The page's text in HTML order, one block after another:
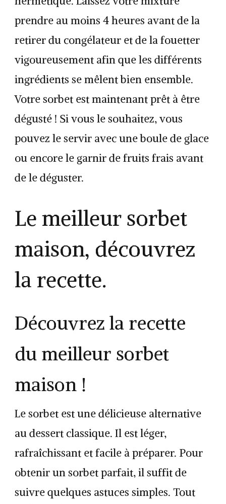
prendre au moins 4 heures avant de la
retirer du congélateur et de la fouetter
vigoureusement afin que les différents
ingrédients se mêlent bien ensemble.
Votre sorbet est maintenant prêt à être
dégusté ! Si vous le souhaitez, vous
pouvez le servir avec une boule de glace
ou encore le garnir de fruits frais avant
de le déguster.
Le meilleur sorbet
maison, découvrez
la recette.
Découvrez la recette
du meilleur sorbet
maison !
Le sorbet est une délicieuse alternative
au dessert classique. Il est léger,
rafraîchissant et facile à préparer. Pour
obtenir un sorbet parfait, il suffit de
suivre quelques astuces simples. Tout